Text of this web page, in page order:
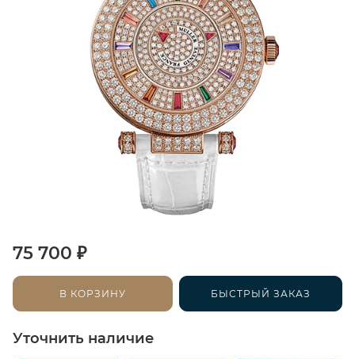
75 700 ₽
В КОРЗИНУ БЫСТРЫЙ ЗАКАЗ
Уточнить наличие